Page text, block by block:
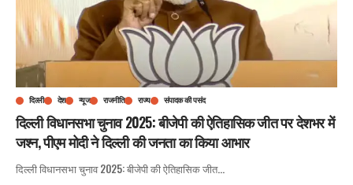
दिल्ली देश न्यूज राजनीति राज्य संपादक की पसंद
दिल्ली विधानसभा चुनाव 2025: बीजेपी की ऐतिहासिक जीत पर देशभर में
जश्न, पीएम मोदी ने दिल्ली की जनता का किया आभार
दिल्ली विधानसभा चुनाव 2025: बीजेपी की ऐतिहासिक जीत…